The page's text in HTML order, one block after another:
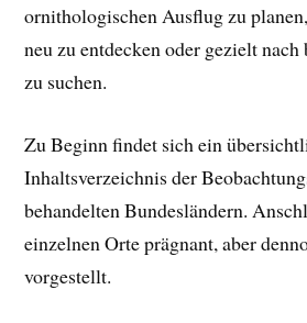
ornithologischen Ausflug zu
neu zu entdecken oder gezielt
zu suchen.
Zu Beginn findet sich ein
Inhaltsverzeichnis der
behandelten Bundesländern.
einzelnen Orte prägnant, aber
vorgestellt.